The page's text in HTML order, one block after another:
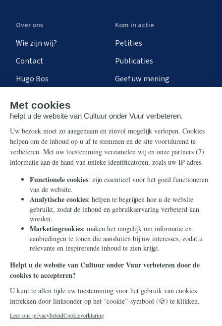
Over ons
Wie zijn wij?
Contact
Hugo Bos
Kom in actie
Petities
Publicaties
Geef uw mening
Steun ons
Nieuwsbrief
Eenmalig
Maandelijks
Periodiek
Nalaten
Zelf overschrijven
Info
Contact
Ontvang onze Telegram-
berichten
© 2026 Stichting Civitas Christiana
Cookieverklaring
Privacy